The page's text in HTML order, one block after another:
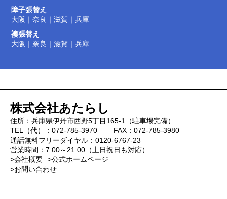
障子張替え
大阪 ｜奈良 ｜滋賀 ｜兵庫
襖張替え
大阪 ｜奈良 ｜滋賀 ｜兵庫
株式会社あたらし
住所：兵庫県伊丹市西野5丁目165-1（駐車場完備）
TEL（代）：072-785-3970 FAX：072-785-3980
通話無料フリーダイヤル：0120-6767-23
営業時間：7:00～21:00（土日祝日も対応）
>会社概要
>公式ホームページ
>お問い合わせ